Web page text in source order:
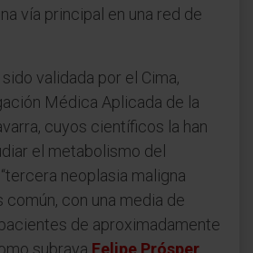
vía principal en una red de
validada por el Cima,
Médica Aplicada de la
cuyos científicos la han
el metabolismo del
neoplasia maligna
con una media de
de aproximadamente
subraya Felipe Prósper,